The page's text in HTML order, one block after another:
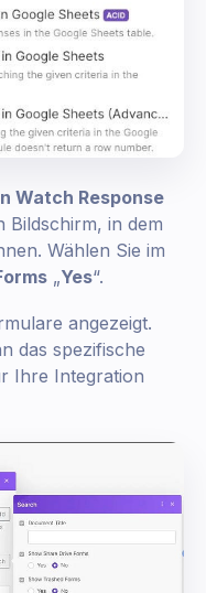
Watch Response
Bildschirm, in dem
Wählen Sie im
„Yes“.
angezeigt.
das spezifische
Ihre Integration